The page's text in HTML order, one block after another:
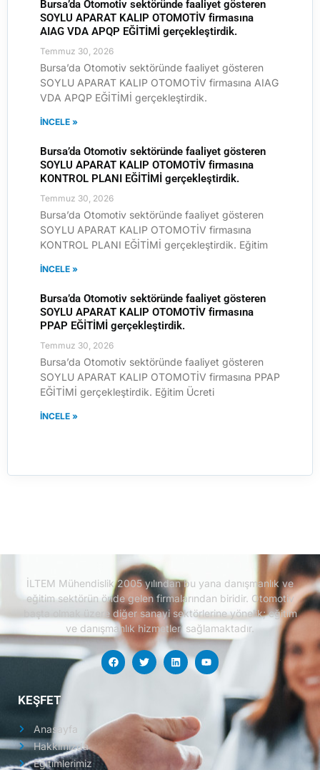
Bursa’da Otomotiv sektöründe faaliyet gösteren
SOYLU APARAT KALIP OTOMOTİV firmasına
AIAG VDA APQP EĞİTİMİ gerçekleştirdik.
Temmuz 30, 2026
Bursa’da Otomotiv sektöründe faaliyet gösteren
SOYLU APARAT KALIP OTOMOTİV firmasına AIAG
VDA APQP EĞİTİMİ gerçekleştirdik.
İNCELE »
Bursa’da Otomotiv sektöründe faaliyet gösteren
SOYLU APARAT KALIP OTOMOTİV firmasına
KONTROL PLANI EĞİTİMİ gerçekleştirdik.
Temmuz 30, 2026
Bursa’da Otomotiv sektöründe faaliyet gösteren
SOYLU APARAT KALIP OTOMOTİV firmasına
KONTROL PLANI EĞİTİMİ gerçekleştirdik. Eğitim
İNCELE »
Bursa’da Otomotiv sektöründe faaliyet gösteren
SOYLU APARAT KALIP OTOMOTİV firmasına
PPAP EĞİTİMİ gerçekleştirdik.
Temmuz 30, 2026
Bursa’da Otomotiv sektöründe faaliyet gösteren
SOYLU APARAT KALIP OTOMOTİV firmasına PPAP
EĞİTİMİ gerçekleştirdik. Eğitim Ücreti
İNCELE »
İLTEM Mühendislik 2005 yılından bu yana danışmanlık ve
eğitim sektörün önde gelen firmalarından biridir. Otomotiv
başta olmak üzere diğer sanayi sektörlerine yönelik; eğitim
ve danışmanlık hizmetleri sağlamaktadır.
KEŞFET
Anasayfa
Hakkımızda
Eğitimlerimiz